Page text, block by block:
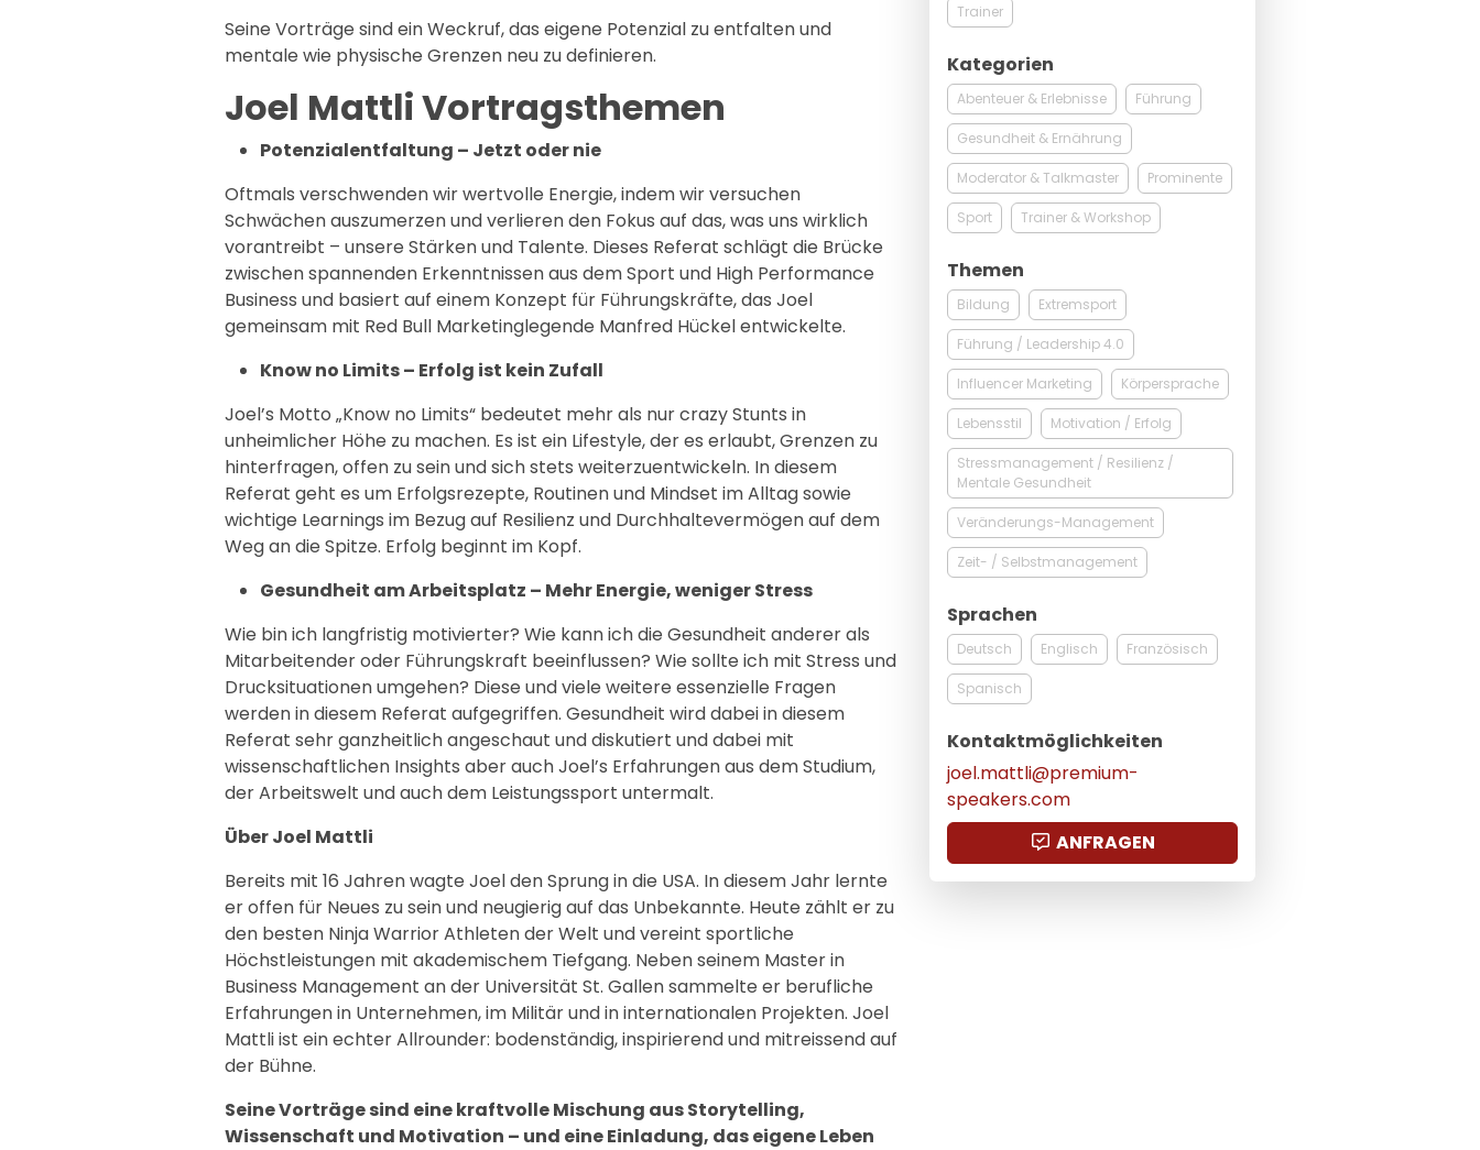
Seine Vorträge sind ein Weckruf, das eigene Potenzial zu entfalten und
mentale wie physische Grenzen neu zu definieren.
Joel Mattli Vortragsthemen
Potenzialentfaltung – Jetzt oder nie
Oftmals verschwenden wir wertvolle Energie, indem wir versuchen
Schwächen auszumerzen und verlieren den Fokus auf das, was uns wirklich
vorantreibt – unsere Stärken und Talente. Dieses Referat schlägt die Brücke
zwischen spannenden Erkenntnissen aus dem Sport und High Performance
Business und basiert auf einem Konzept für Führungskräfte, das Joel
gemeinsam mit Red Bull Marketinglegende Manfred Hückel entwickelte.
Know no Limits – Erfolg ist kein Zufall
Joel’s Motto „Know no Limits“ bedeutet mehr als nur crazy Stunts in
unheimlicher Höhe zu machen. Es ist ein Lifestyle, der es erlaubt, Grenzen zu
hinterfragen, offen zu sein und sich stets weiterzuentwickeln. In diesem
Referat geht es um Erfolgsrezepte, Routinen und Mindset im Alltag sowie
wichtige Learnings im Bezug auf Resilienz und Durchhaltevermögen auf dem
Weg an die Spitze. Erfolg beginnt im Kopf.
Gesundheit am Arbeitsplatz – Mehr Energie, weniger Stress
Wie bin ich langfristig motivierter? Wie kann ich die Gesundheit anderer als
Mitarbeitender oder Führungskraft beeinflussen? Wie sollte ich mit Stress und
Drucksituationen umgehen? Diese und viele weitere essenzielle Fragen
werden in diesem Referat aufgegriffen. Gesundheit wird dabei in diesem
Referat sehr ganzheitlich angeschaut und diskutiert und dabei mit
wissenschaftlichen Insights aber auch Joel’s Erfahrungen aus dem Studium,
der Arbeitswelt und auch dem Leistungssport untermalt.
Über Joel Mattli
Bereits mit 16 Jahren wagte Joel den Sprung in die USA. In diesem Jahr lernte
er offen für Neues zu sein und neugierig auf das Unbekannte. Heute zählt er zu
den besten Ninja Warrior Athleten der Welt und vereint sportliche
Höchstleistungen mit akademischem Tiefgang. Neben seinem Master in
Business Management an der Universität St. Gallen sammelte er berufliche
Erfahrungen in Unternehmen, im Militär und in internationalen Projekten. Joel
Mattli ist ein echter Allrounder: bodenständig, inspirierend und mitreissend auf
der Bühne.
Seine Vorträge sind eine kraftvolle Mischung aus Storytelling,
Wissenschaft und Motivation – und eine Einladung, das eigene Leben
Trainer
Kategorien
Abenteuer & Erlebnisse Führung
Gesundheit & Ernährung
Moderator & Talkmaster Prominente
Sport Trainer & Workshop
Themen
Bildung Extremsport
Führung / Leadership 4.0
Influencer Marketing Körpersprache
Lebensstil Motivation / Erfolg
Stressmanagement / Resilienz /
Mentale Gesundheit
Veränderungs-Management
Zeit- / Selbstmanagement
Sprachen
Deutsch Englisch Französisch
Spanisch
Kontaktmöglichkeiten
joel.mattli@premium-
speakers.com
ANFRAGEN